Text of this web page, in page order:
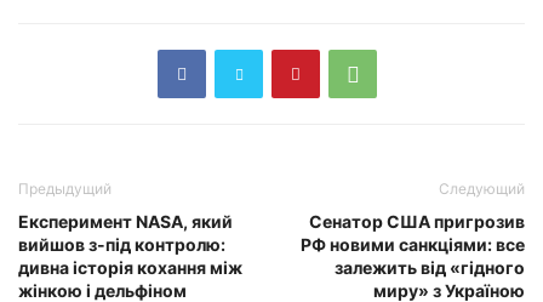
Предыдущий
Експеримент NASA, який
вийшов з-під контролю:
дивна історія кохання між
жінкою і дельфіном
Следующий
Сенатор США пригрозив
РФ новими санкціями: все
залежить від «гідного
миру» з Україною